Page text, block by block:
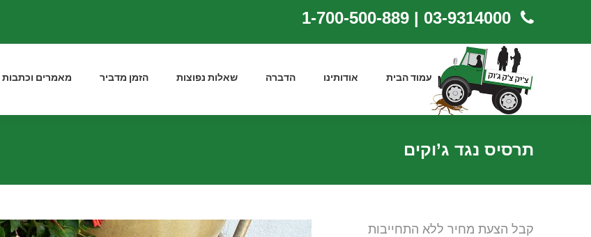
עמוד הבית אודותינו הדברה שאלות נפוצות הזמן מדביר מאמרים וכתבות
תרסיס נגד ג’וקים
קבל הצעת מחיר ללא התחייבות